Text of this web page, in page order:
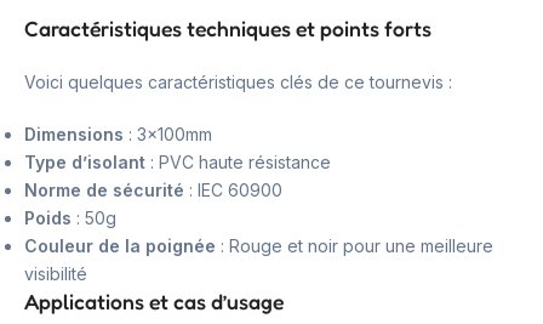
Caractéristiques techniques et points forts
Voici quelques caractéristiques clés de ce tournevis :
Dimensions : 3x100mm
Type d’isolant : PVC haute résistance
Norme de sécurité : IEC 60900
Poids : 50g
Couleur de la poignée : Rouge et noir pour une meilleure
visibilité
Applications et cas d’usage